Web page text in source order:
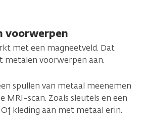
voorwerpen
met een magneetveld. Dat
metalen voorwerpen aan.
spullen van metaal meenemen
MRI-scan. Zoals sleutels en een
kleding aan met metaal erin.